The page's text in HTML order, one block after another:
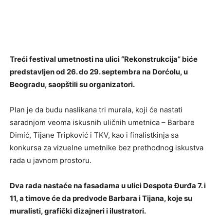
Treći festival umetnosti na ulici “Rekonstrukcija” biće
predstavljen od 26. do 29. septembra na Dorćolu, u
Beogradu, saopštili su organizatori.
Plan je da budu naslikana tri murala, koji će nastati
saradnjom veoma iskusnih uličnih umetnica – Barbare
Dimić, Tijane Tripković i TKV, kao i finalistkinja sa
konkursa za vizuelne umetnike bez prethodnog iskustva
rada u javnom prostoru.
Dva rada nastaće na fasadama u ulici Despota Ðurđa 7. i
11, a timove će da predvode Barbara i Tijana, koje su
muralisti, grafički dizajneri i ilustratori.